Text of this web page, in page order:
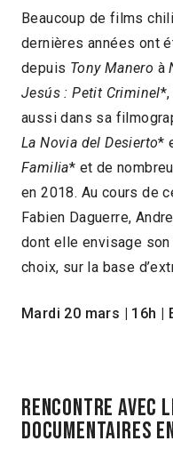
Beaucoup de films
dernières années ont
depuis Tony Manero à
Jesús : Petit Criminel
aussi dans sa
La Novia del Desierto*
Familia* et de
en 2018. Au cours de
Fabien Daguerre,
dont elle envisage
choix, sur la base
Mardi 20 mars | 16h |
RENCONTRE AVEC
DOCUMENTAIRES